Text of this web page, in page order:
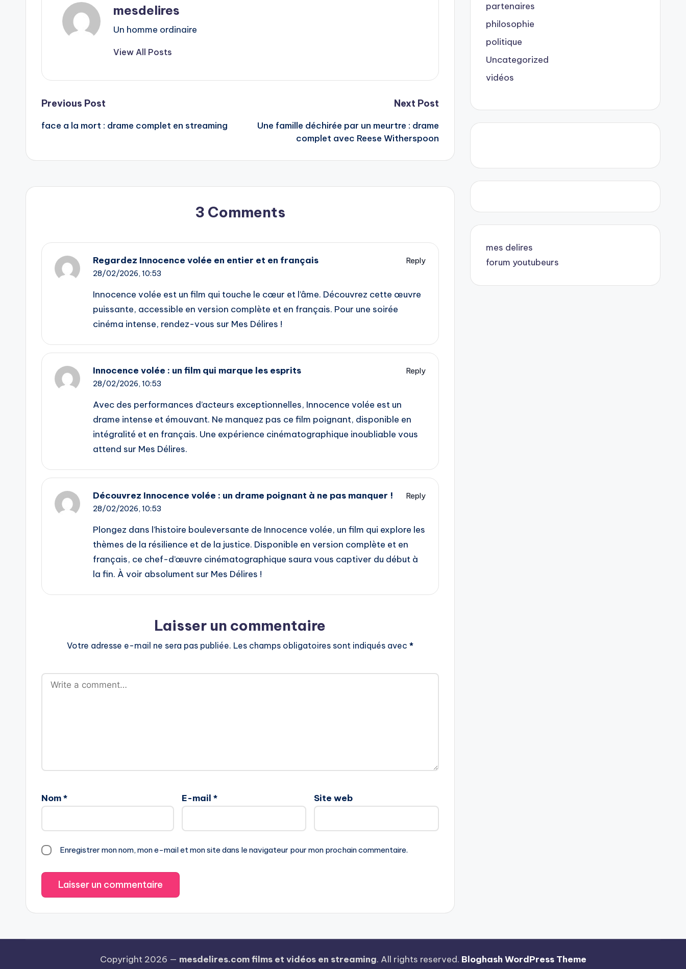
mesdelires
Un homme ordinaire
View All Posts
Post
navigation
Previous Post
face a la mort : drame complet en streaming
Next Post
Une famille déchirée par un meurtre : drame
complet avec Reese Witherspoon
3 Comments
Regardez Innocence volée en entier et en français
Reply
28/02/2026, 10:53
Innocence volée est un film qui touche le cœur et l’âme. Découvrez cette œuvre
puissante, accessible en version complète et en français. Pour une soirée
cinéma intense, rendez-vous sur Mes Délires !
Innocence volée : un film qui marque les esprits
Reply
28/02/2026, 10:53
Avec des performances d’acteurs exceptionnelles, Innocence volée est un
drame intense et émouvant. Ne manquez pas ce film poignant, disponible en
intégralité et en français. Une expérience cinématographique inoubliable vous
attend sur Mes Délires.
Découvrez Innocence volée : un drame poignant à ne pas manquer !
Reply
28/02/2026, 10:53
Plongez dans l’histoire bouleversante de Innocence volée, un film qui explore les
thèmes de la résilience et de la justice. Disponible en version complète et en
français, ce chef-d’œuvre cinématographique saura vous captiver du début à
la fin. À voir absolument sur Mes Délires !
Laisser un commentaire
Votre adresse e-mail ne sera pas publiée. Les champs obligatoires sont indiqués avec *
Nom* E-mail * Site web
Enregistrer mon nom, mon e-mail et mon site dans le navigateur pour mon prochain commentaire.
partenaires
philosophie
politique
Uncategorized
vidéos
mes delires
forum youtubeurs
Copyright 2026 — mesdelires.com films et vidéos en streaming. All rights reserved. Bloghash WordPress Theme